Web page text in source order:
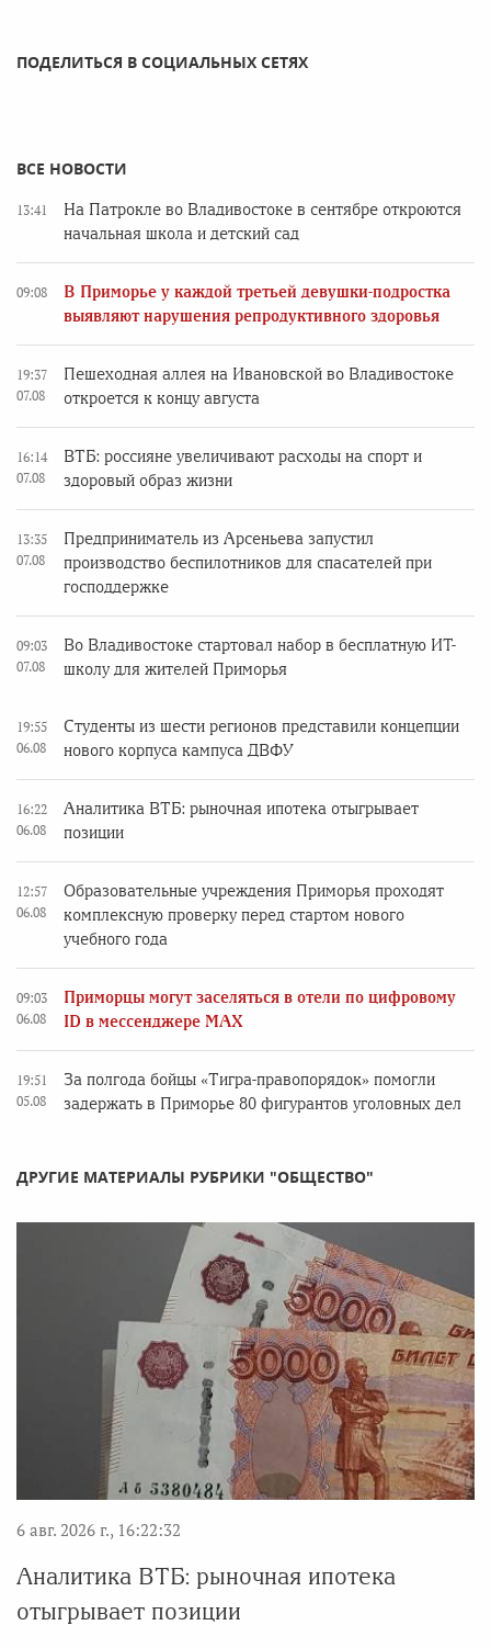
ПОДЕЛИТЬСЯ В СОЦИАЛЬНЫХ СЕТЯХ
ВСЕ НОВОСТИ
13:41
На Патрокле во Владивостоке в сентябре откроются
начальная школа и детский сад
09:08
В Приморье у каждой третьей девушки-подростка
выявляют нарушения репродуктивного здоровья
19:37
07.08
Пешеходная аллея на Ивановской во Владивостоке
откроется к концу августа
16:14
07.08
ВТБ: россияне увеличивают расходы на спорт и
здоровый образ жизни
13:35
07.08
Предприниматель из Арсеньева запустил
производство беспилотников для спасателей при
господдержке
09:03
07.08
Во Владивостоке стартовал набор в бесплатную ИТ-
школу для жителей Приморья
19:55
06.08
Студенты из шести регионов представили концепции
нового корпуса кампуса ДВФУ
16:22
06.08
Аналитика ВТБ: рыночная ипотека отыгрывает
позиции
12:57
06.08
Образовательные учреждения Приморья проходят
комплексную проверку перед стартом нового
учебного года
09:03
06.08
Приморцы могут заселяться в отели по цифровому
ID в мессенджере MAX
19:51
05.08
За полгода бойцы «Тигра-правопорядок» помогли
задержать в Приморье 80 фигурантов уголовных дел
ДРУГИЕ МАТЕРИАЛЫ РУБРИКИ "ОБЩЕСТВО"
6 авг. 2026 г., 16:22:32
Аналитика ВТБ: рыночная ипотека
отыгрывает позиции